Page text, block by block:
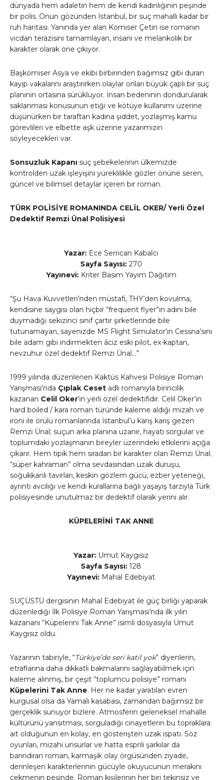
dünyada hem adaletin hem de kendi kadınlığının peşinde
bir polis. Onun gözünden İstanbul, bir suç mahalli kadar bir
ruh haritası. Yanında yer alan Komiser Çetin ise romanın
vicdan terazisini tamamlayan, insani ve melankolik bir
karakter olarak öne çıkıyor.
Başkomiser Asya ve ekibi birbirinden bağımsız gibi duran
kayıp vakalarını araştırırken olaylar onları büyük çaplı bir suç
planının ortasına sürüklüyor. İnsan bedeninin dondurularak
saklanması konusunun etiği ve kötüye kullanımı üzerine
düşünürken bir taraftan kadına şiddet, yozlaşmış kamu
görevlileri ve elbette aşk üzerine yazarımızın
söyleyecekleri var.
Sonsuzluk Kapanı suç şebekelerinin ülkemizde
kontrolden uzak işleyişini yüreklilikle gözler önüne seren,
güncel ve bilimsel detaylar içeren bir roman.
TÜRK POLİSİYE ROMANINDA CELİL OKER/ Yerli Özel
Dedektif Remzi Ünal Polisiyesi
Yazar: Ece Serrican Kabalcı
Sayfa Sayısı:270
Yayınevi: Kriter Basım Yayım Dağıtım
“Şu Hava Kuvvetleri’nden müstafi, THY’den kovulma,
kendisine saygısı olan hiçbir “frequent flyer”ın adını bile
duymadığı sekizinci sınıf çartır şirketlerinde bile
tutunamayan, sayenizde MS Flight Simulator’ın Cessna’sını
bile adam gibi indirmekten âciz eski pilot, ex-kaptan,
nevzuhur özel dedektif Remzi Ünal…”
1999 yılında düzenlenen Kaktüs Kahvesi Polisiye Roman
Yarışması’nda Çıplak Ceset adlı romanıyla birincilik
kazanan Celil Oker’in yerli özel dedektifidir. Celil Oker’in
hard boiled / kara roman türünde kaleme aldığı mizah ve
ironi ile örülü romanlarında İstanbul’u karış karış gezen
Remzi Ünal; suçun arka planına uzanır, hayatı sorgular ve
toplumdaki yozlaşmanın bireyler üzerindeki etkilerini açığa
çıkarır. Hem tipik hem sıradan bir karakter olan Remzi Ünal;
“süper kahraman” olma sevdasından uzak duruşu,
soğukkanlı tavırları, keskin gözlem gücü, ezber yeteneği,
ayrıntı avcılığı ve kendi kurallarına bağlı yaşayış tarzıyla Türk
polisiyesinde unutulmaz bir dedektif olarak yerini alır.
KÜPELERİNİ TAK ANNE
Yazar: Umut Kaygısız
Sayfa Sayısı: 128
Yayınevi: Mahal Edebiyat
SUÇÜSTÜ dergisinin Mahal Edebiyat ile güç birliği yaparak
düzenlediği İlk Polisiye Roman Yarışması’nda ilk yılın
kazananı “Küpelerini Tak Anne” isimli dosyasıyla Umut
Kaygısız oldu.
Yazarının tabiriyle, “Türkiye’de seri katil yok” diyenlerin,
etraflarına daha dikkatli bakmalarını sağlayabilmek için
kaleme alınmış, bir çeşit “toplumcu polisiye” romanı
Küpelerini Tak Anne. Her ne kadar yaratılan evren
kurgusal olsa da Yamalı kasabası, zamandan bağımsız bir
gerçeklik sunuyor bizlere. Atmosferin geleneksel mahalle
kültürünü yansıtması, sorguladığı cinayetlerin bu topraklara
ait olduğunun en kolay, en gösterişten uzak ispatı. Söz
oyunları, mizahi unsurlar ve hatta esprili şarkılar da
barındıran roman, karmaşık olay örgüsünden ziyade,
derinleşen karakterlerinin gücüyle okuyucunun merakını
çekmenin peşinde. Roman kişilerinin her biri tekinsiz ve